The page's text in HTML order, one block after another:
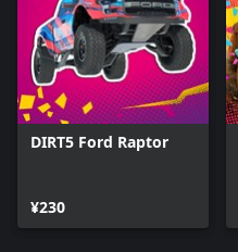
DIRT5 Ford Raptor
¥230